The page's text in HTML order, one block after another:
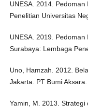
UNESA. 2014.
Penelitian Universitas
UNESA. 2019.
Surabaya: Lembaga
Uno, Hamzah. 2012.
Jakarta: PT Bumi Aksara.
Yamin, M. 2013.